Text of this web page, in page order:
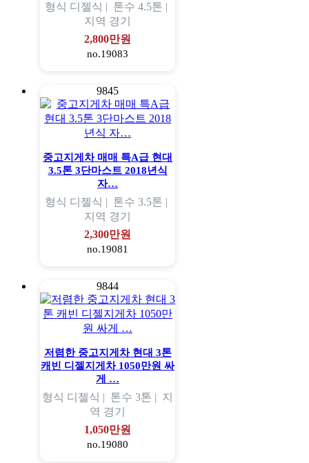
형식 디젤식 | 톤수 4.5톤 |
지역 경기
2,800만원
no.19083
9845
중고지게차 매매 특A급 현대
3.5톤 3단마스트 2018년식
자…
형식 디젤식 | 톤수 3.5톤 |
지역 경기
2,300만원
no.19081
9844
저렴한 중고지게차 현대 3톤
캐빈 디젤지게차 1050만원 싸
게 …
형식 디젤식 | 톤수 3톤 | 지
역 경기
1,050만원
no.19080